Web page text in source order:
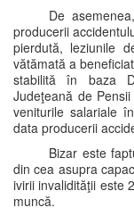
De
producerii
pierdută, leziunile
vătămată a
stabilită în baza
Judeţeană de
veniturile salariale
data producerii
Bizar este
din cea asupra
ivirii invalidităţii este
muncă.